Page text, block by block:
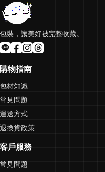
包裝，讓美好被完整收藏。
購物指南
包材知識
常見問題
運送方式
退換貨政策
客戶服務
常見問題